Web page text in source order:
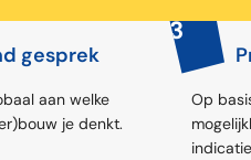
gesprek
aan welke
je denkt.
3
Op